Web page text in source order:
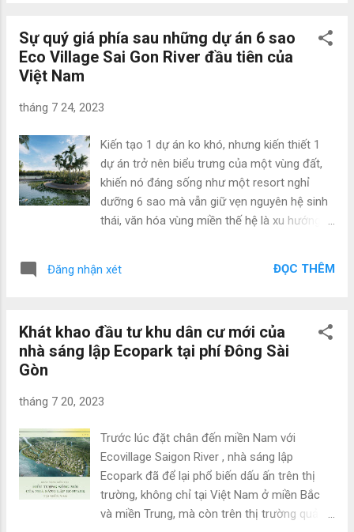
giảm giá cao. Ghi nhận thực tế, đa phần
khuyến mãi hiện nay tính sổ 30% đến khi
sàng mẫu tiền, vốn nhỏ vẫn tự tin chiếm hữu
nhà ở. Ngoài ra phương án này vẫn với một
số nhược điểm như: người dùng mang thể
đương đầu rủi ro dự án trễ tiến độ, “gánh nợ”
và mất thanh khoản lúc lãi suất thả nổi quá
cao. Cách đây không lâu, khu căn hộ
Westgate Bình Chánh bất thần tham gia vào
từng sinh ra trên thị phần. cụ thể, kể từ
Sự quý giá phía sau những dự án 6 sao
Eco Village Sai Gon River đầu tiên của
Việt Nam
tháng 7 24, 2023
Kiến tạo 1 dự án ko khó, nhưng kiến thiết 1
dự án trở nên biểu trưng của một vùng đất,
khiến nó đáng sống như một resort nghỉ
dưỡng 6 sao mà vẫn giữ vẹn nguyên hệ sinh
thái, văn hóa vùng miền thế hệ là xu hướng
tầm hướng đến. Tại Ecovillage SaiGon River ,
nhà sáng lập Ecopark đang tiếp tục đi theo
ĐÁNG SỐNG GIỮ VẸN NGUYÊN HỆ SINH
THÁI VÙNG MIỀN Henry David Thoreau (nhà
phải bằng khí cụ sắt hay đồng, nhưng mà hãy
tiêu dùng bàn tay dịu dàng của gió, sự mát
lành của nước và dòng tâm thư thái trong
dẻo dai lâu dài”. Đó cũng là cách thức nhưng
mà Ecopark đang dẻo dai, thầm lặng kiến
thiết nên các thành phố sinh thái sở hữu “mã
gen” trân qúy tự nhiên, tôn trọng bản nhan
Đăng nhận xét ĐỌC THÊM
Khát khao đầu tư khu dân cư mới của
nhà sáng lập Ecopark tại phí Đông Sài
Gòn
tháng 7 20, 2023
Trước lúc đặt chân đến miền Nam với
Ecovillage Saigon River , nhà sáng lập
Ecopark đã để lại phổ biến dấu ấn trên thị
trường, không chỉ tại Việt Nam ở miền Bắc
và miền Trung, mà còn trên thị trường quả